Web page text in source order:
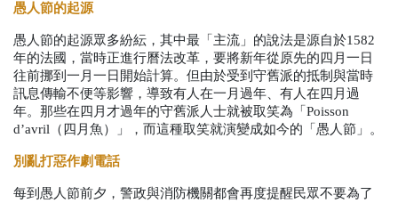
愚人節的起源
愚人節的起源眾多紛紜，其中最「主流」的說法是源自於1582
年的法國，當時正進行曆法改革，要將新年從原先的四月一日
往前挪到一月一日開始計算。但由於受到守舊派的抵制與當時
訊息傳輸不便等影響，導致有人在一月過年、有人在四月過
年。那些在四月才過年的守舊派人士就被取笑為「 Poisson
d’avril （四月魚）」，而這種取笑就演變成如今的「愚人節」。
別亂打惡作劇電話
每到愚人節前夕，警政與消防機關都會再度提醒民眾不要為了